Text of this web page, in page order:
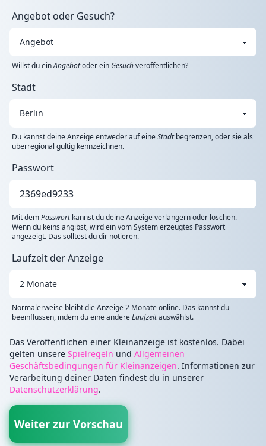
Angebot oder Gesuch?
Willst du einAngebotoder einGesuchveröffentlichen?
Stadt
Du kannst deine Anzeige entweder auf eineStadtbegrenzen, oder sie als
überregional gültig kennzeichnen.
Passwort
Mit demPasswortkannst du deine Anzeige verlängern oder löschen.
Wenn du keins angibst, wird ein vom System erzeugtes Passwort
angezeigt. Das solltest du dir notieren.
Laufzeit der Anzeige
Normalerweise bleibt die Anzeige 2 Monate online. Das kannst du
beeinflussen, indem du eine andereLaufzeitauswählst.
Das Veröffentlichen einer Kleinanzeige ist kostenlos. Dabei
gelten unsere Spielregeln und Allgemeinen
Geschäftsbedingungen für Kleinanzeigen. Informationen zur
Verarbeitung deiner Daten findest du in unserer
Datenschutzerklärung.